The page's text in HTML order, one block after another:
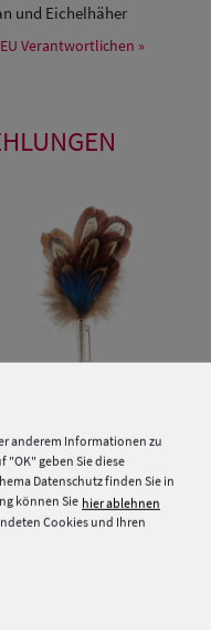
und Eichelhäher
Verantwortlichen »
Hutfeder aus
von Hut-
€
anderem Informationen zu
"OK" geben Sie diese
Datenschutz finden Sie in
können Sie hier ablehnen
Cookies und Ihren